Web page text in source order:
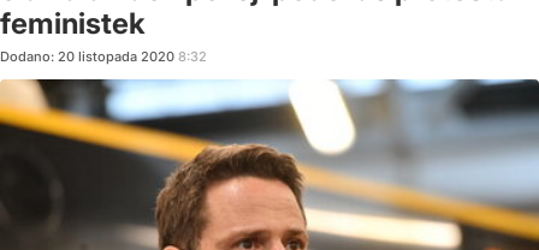
feministek
Dodano: 20 listopada 2020 8:32